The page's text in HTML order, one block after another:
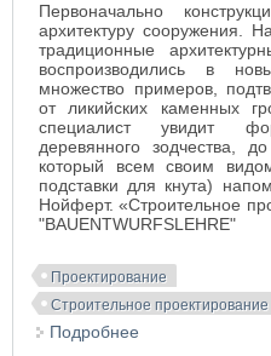
Первоначально
архитектуру сооружения.
традиционные
воспроизводились в
множество примеров,
от ликийских каменных
специалист увидит
деревянного зодчества,
который всем своим
подставки для кнута)
Нойферт. «Строительное
"BAUENTWURFSLEHRE"
Проектирование
Строительное
Подробнее